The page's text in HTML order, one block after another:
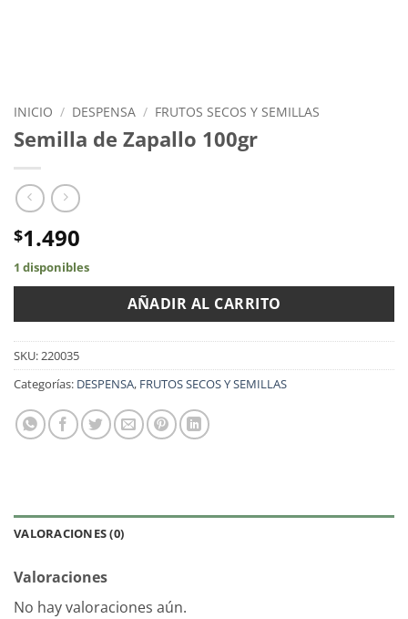
INICIO / DESPENSA / FRUTOS SECOS Y SEMILLAS
Semilla de Zapallo 100gr
$1.490
1 disponibles
AÑADIR AL CARRITO
SKU:220035
Categorías: DESPENSA, FRUTOS SECOS Y SEMILLAS
VALORACIONES (0)
Valoraciones
No hay valoraciones aún.